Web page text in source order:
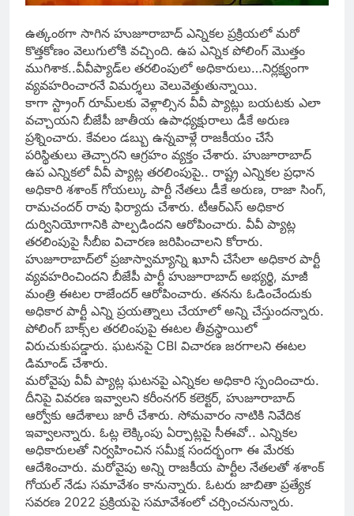
ఉత్కంఠగా సాగిన హుజూరాబాద్ ఎన్నికల ప్రక్రియలో మరో
కొత్తకోణం వెలుగులోకి వచ్చింది. ఉప ఎన్నిక పోలింగ్ మొత్తం
ముగిశాక..వీవీప్యాడ్‌ల తరలింపులో అధికారులు…నిర్లక్ష్యంగా
వ్యవహరించారనే విమర్శలు వెలువెత్తుతున్నాయి.
కాగా స్ట్రాంగ్ రూమ్‌లకు వెళ్లాల్సిన వీవీ ప్యాట్లు బయటకు ఎలా
వచ్చాయని బీజేపీ జాతీయ ఉపాధ్యక్షురాలు డీకే అరుణ
ప్రశ్నించారు. కేవలం డబ్బు ఉన్నవాళ్లే రాజకీయం చేసే
పరిస్థితులు తెచ్చారని ఆగ్రహం వ్యక్తం చేశారు. హుజూరాబాద్‌
ఉప ఎన్నికలో వీవీ ప్యాట్ల తరలింపుపై.. రాష్ట్ర ఎన్నికల ప్రధాన
అధికారి శశాంక్ గోయల్కు పార్టీ నేతలు డీకే అరుణ, రాజా సింగ్,
రామచందర్ రావు ఫిర్యాదు చేశారు. టీఆర్ఎస్ అధికార
దుర్వినియోగానికి పాల్పడిందని ఆరోపించారు. వీవీ ప్యాట్ల
తరలింపుపై సీబీఐ విచారణ జరిపించాలని కోరారు.
హుజూరాబాద్‌లో ప్రజాస్వామ్యాన్ని ఖూనీ చేసేలా అధికార పార్టీ
వ్యవహరించిందని బీజేపీ పార్టీ హుజూరాబాద్ అభ్యర్థి, మాజీ
మంత్రి ఈటల రాజేందర్ ఆరోపించారు. తనను ఓడించేందుకు
అధికార పార్టీ ఎన్ని ప్రయత్నాలు చేయాలో అన్ని చేస్తుందన్నారు.
పోలింగ్ బాక్స్‌ల తరలింపుపై ఈటల తీవ్రస్థాయిలో
విరుచుకుపడ్డారు. ఘటనపై CBI విచారణ జరగాలని ఈటల
డిమాండ్ చేశారు.
మరోవైపు వీవీ ప్యాట్ల ఘటనపై ఎన్నికల అధికారి స్పందించారు.
దీనిపై వివరణ ఇవ్వాలని కరీంనగర్‌ కలెక్టర్‌, హుజూరాబాద్‌
ఆర్వోకు ఆదేశాలు జారీ చేశారు. సోమవారం నాటికి నివేదిక
ఇవ్వాలన్నారు. ఓట్ల లెక్కింపు ఏర్పాట్లపై సీఈవో.. ఎన్నికల
అధికారులతో నిర్వహించిన సమీక్ష సందర్భంగా ఈ మేరకు
ఆదేశించారు. మరోవైపు అన్ని రాజకీయ పార్టీల నేతలతో శశాంక్
గోయల్ నేడు సమావేశం కానున్నారు. ఓటరు జాబితా ప్రత్యేక
సవరణ 2022 ప్రక్రియపై సమావేశంలో చర్చించనున్నారు.